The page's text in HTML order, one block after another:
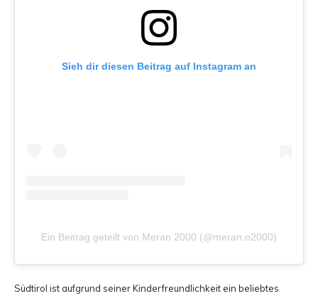
Sieh dir diesen Beitrag auf Instagram an
Ein Beitrag geteilt von Meran 2000 (@meran.o2000)
Südtirol ist aufgrund seiner Kinderfreundlichkeit ein beliebtes